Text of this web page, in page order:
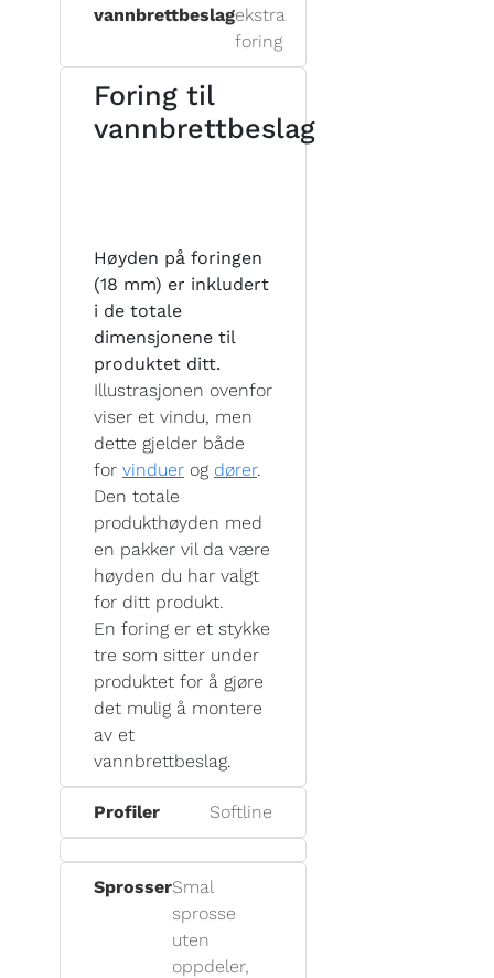
vannbrettbeslagekstra
foring
Foring til
vannbrettbeslag
Høyden på foringen
(18 mm) er inkludert
i de totale
dimensjonene til
produktet ditt.
Illustrasjonen ovenfor
viser et vindu, men
dette gjelder både
for vinduer og dører.
Den totale
produkthøyden med
en pakker vil da være
høyden du har valgt
for ditt produkt.
En foring er et stykke
tre som sitter under
produktet for å gjøre
det mulig å montere
av et
vannbrettbeslag.
Profiler Softline
SprosserSmal
sprosse
uten
oppdeler,